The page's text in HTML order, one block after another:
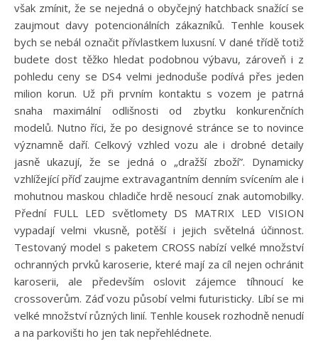
však zmínit, že se nejedná o obyčejný hatchback snažící se
zaujmout davy potencionálních zákazníků. Tenhle kousek
bych se nebál označit přívlastkem luxusní. V dané třídě totiž
budete dost těžko hledat podobnou výbavu, zároveň i z
pohledu ceny se DS4 velmi jednoduše podívá přes jeden
milion korun. Už při prvním kontaktu s vozem je patrná
snaha maximální odlišnosti od zbytku konkurenčních
modelů. Nutno říci, že po designové stránce se to novince
významně daří. Celkový vzhled vozu ale i drobné detaily
jasně ukazují, že se jedná o „dražší zboží”. Dynamicky
vzhlížející příď zaujme extravagantním denním svícením ale i
mohutnou maskou chladiče hrdě nesoucí znak automobilky.
Přední FULL LED světlomety DS MATRIX LED VISION
vypadají velmi vkusně, potěší i jejich světelná účinnost.
Testovaný model s paketem CROSS nabízí velké množství
ochranných prvků karoserie, které mají za cíl nejen ochránit
karoserii, ale především oslovit zájemce tíhnoucí ke
crossoverům. Záď vozu působí velmi futuristicky. Líbí se mi
velké množství různých linií. Tenhle kousek rozhodně nenudí
a na parkovišti ho jen tak nepřehlédnete.